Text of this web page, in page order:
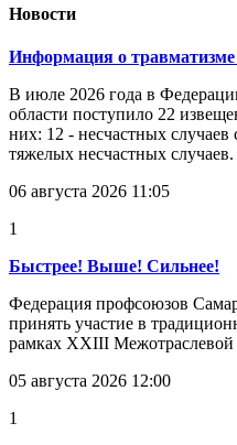
Новости
Информация о травматизме
В июле 2026 года в
области поступило 22
них: 12 - несчастных
тяжелых несчастных случаев.
06 августа 2026 11:05
1
Быстрее! Выше! Сильнее!
Федерация профсоюзов
принять участие в
рамках XXIII
05 августа 2026 12:00
1